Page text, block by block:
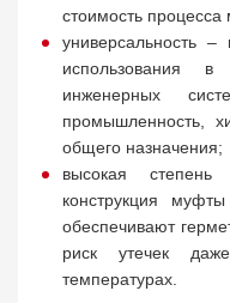
стоимость процесса
универсальность
использования
инженерных
промышленность,
общего назначения;
высокая степень
конструкция
обеспечивают
риск утечек
температурах.